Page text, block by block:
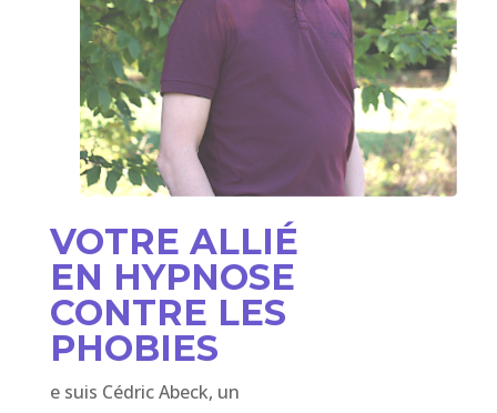
VOTRE ALLIÉ
EN HYPNOSE
CONTRE LES
PHOBIES
e suis Cédric Abeck, un